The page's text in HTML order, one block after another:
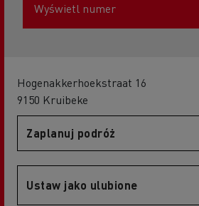
Wyświetl numer
Hogenakkerhoekstraat 16
9150 Kruibeke
Zaplanuj podróż
Ustaw jako ulubione